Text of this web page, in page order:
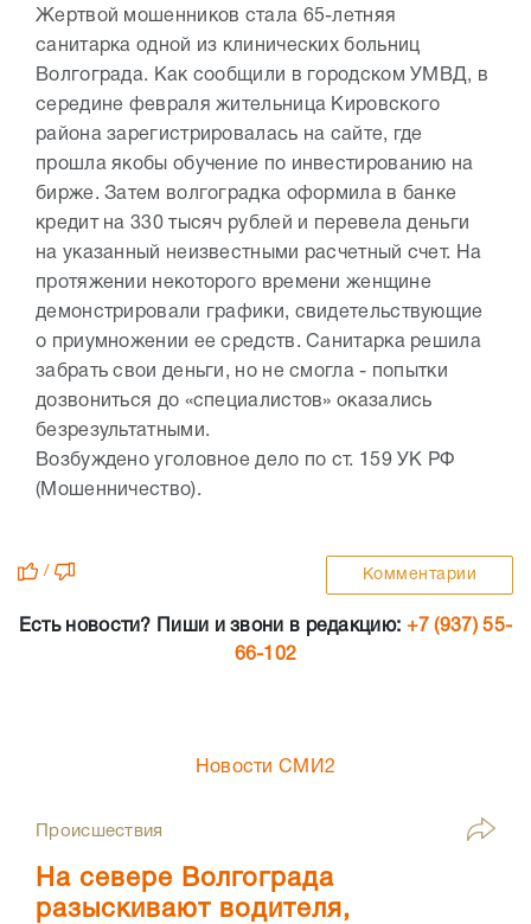
Жертвой мошенников стала 65-летняя
санитарка одной из клинических больниц
Волгограда. Как сообщили в городском УМВД, в
середине февраля жительница Кировского
района зарегистрировалась на сайте, где
прошла якобы обучение по инвестированию на
бирже. Затем волгоградка оформила в банке
кредит на 330 тысяч рублей и перевела деньги
на указанный неизвестными расчетный счет. На
протяжении некоторого времени женщине
демонстрировали графики, свидетельствующие
о приумножении ее средств. Санитарка решила
забрать свои деньги, но не смогла - попытки
дозвониться до «специалистов» оказались
безрезультатными.
Возбуждено уголовное дело по ст. 159 УК РФ
(Мошенничество).
/ Комментарии
Есть новости? Пиши и звони в редакцию: +7 (937) 55-
66-102
Новости СМИ2
Происшествия
На севере Волгограда
разыскивают водителя,